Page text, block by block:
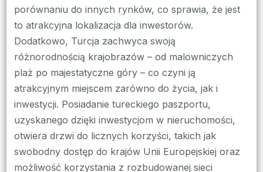
porównaniu do innych rynków, co sprawia, że jest
to atrakcyjna lokalizacja dla inwestorów.
Dodatkowo, Turcja zachwyca swoją
różnorodnością krajobrazów – od malowniczych
plaż po majestatyczne góry – co czyni ją
atrakcyjnym miejscem zarówno do życia, jak i
inwestycji. Posiadanie tureckiego paszportu,
uzyskanego dzięki inwestycjom w nieruchomości,
otwiera drzwi do licznych korzyści, takich jak
swobodny dostęp do krajów Unii Europejskiej oraz
możliwość korzystania z rozbudowanej sieci